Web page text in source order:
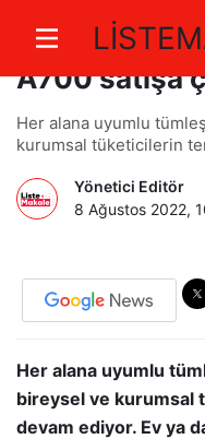
Casper
A700 satışa
Her alana uyumlu
kurumsal tüketicilerin
Yönetici Editör
8 Ağustos 2022,
Her alana uyumlu
bireysel ve kurumsal
devam ediyor. Ev ya